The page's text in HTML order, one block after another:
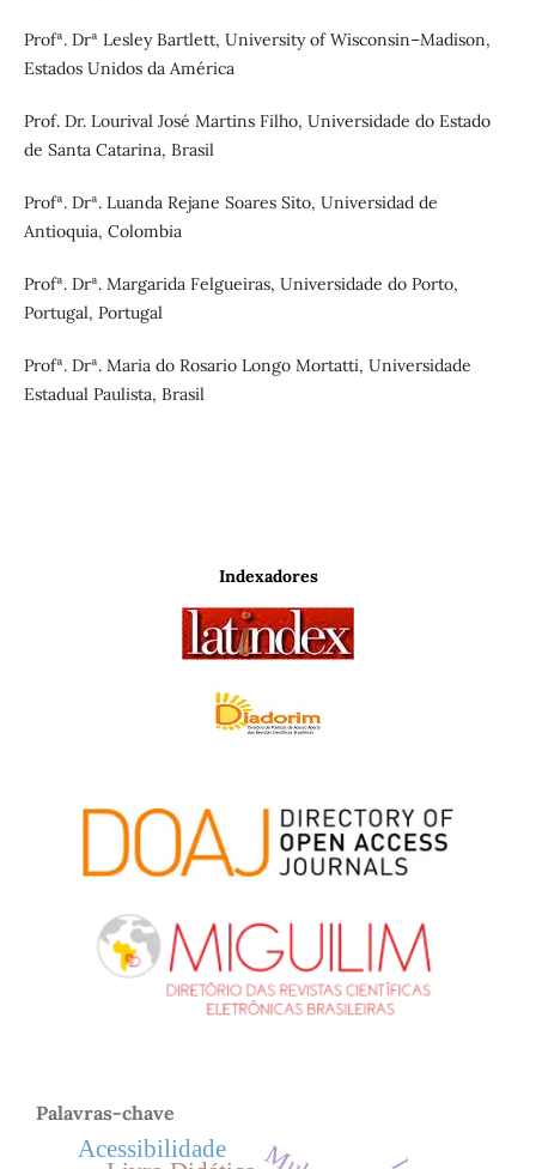
Profª. Drª Lesley Bartlett, University of Wisconsin–Madison,
Estados Unidos da América
Prof. Dr. Lourival José Martins Filho, Universidade do Estado
de Santa Catarina, Brasil
Profª. Drª. Luanda Rejane Soares Sito, Universidad de
Antioquia, Colombia
Profª. Drª. Margarida Felgueiras, Universidade do Porto,
Portugal, Portugal
Profª. Drª. Maria do Rosario Longo Mortatti, Universidade
Estadual Paulista, Brasil
Indexadores
Palavras-chave
Acessibilidade